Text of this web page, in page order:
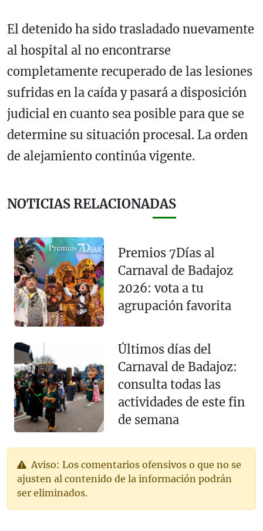
El detenido ha sido trasladado nuevamente
al hospital al no encontrarse
completamente recuperado de las lesiones
sufridas en la caída y pasará a disposición
judicial en cuanto sea posible para que se
determine su situación procesal. La orden
de alejamiento continúa vigente.
NOTICIAS RELACIONADAS
Premios 7Días al
Carnaval de Badajoz
2026: vota a tu
agrupación favorita
Últimos días del
Carnaval de Badajoz:
consulta todas las
actividades de este fin
de semana
Aviso: Los comentarios ofensivos o que no se
ajusten al contenido de la información podrán
ser eliminados.